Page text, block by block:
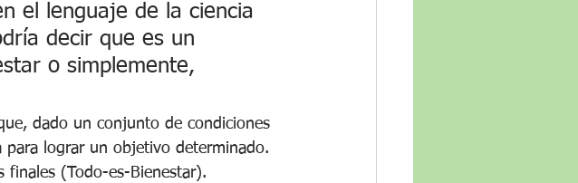
el lenguaje de la ciencia
decir que es un
o simplemente,
dado un conjunto de condiciones
para lograr un objetivo determinado.
finales (Todo-es-Bienestar).